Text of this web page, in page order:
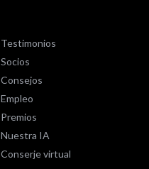
Testimonios
Socios
Consejos
Empleo
Premios
Nuestra IA
Conserje virtual